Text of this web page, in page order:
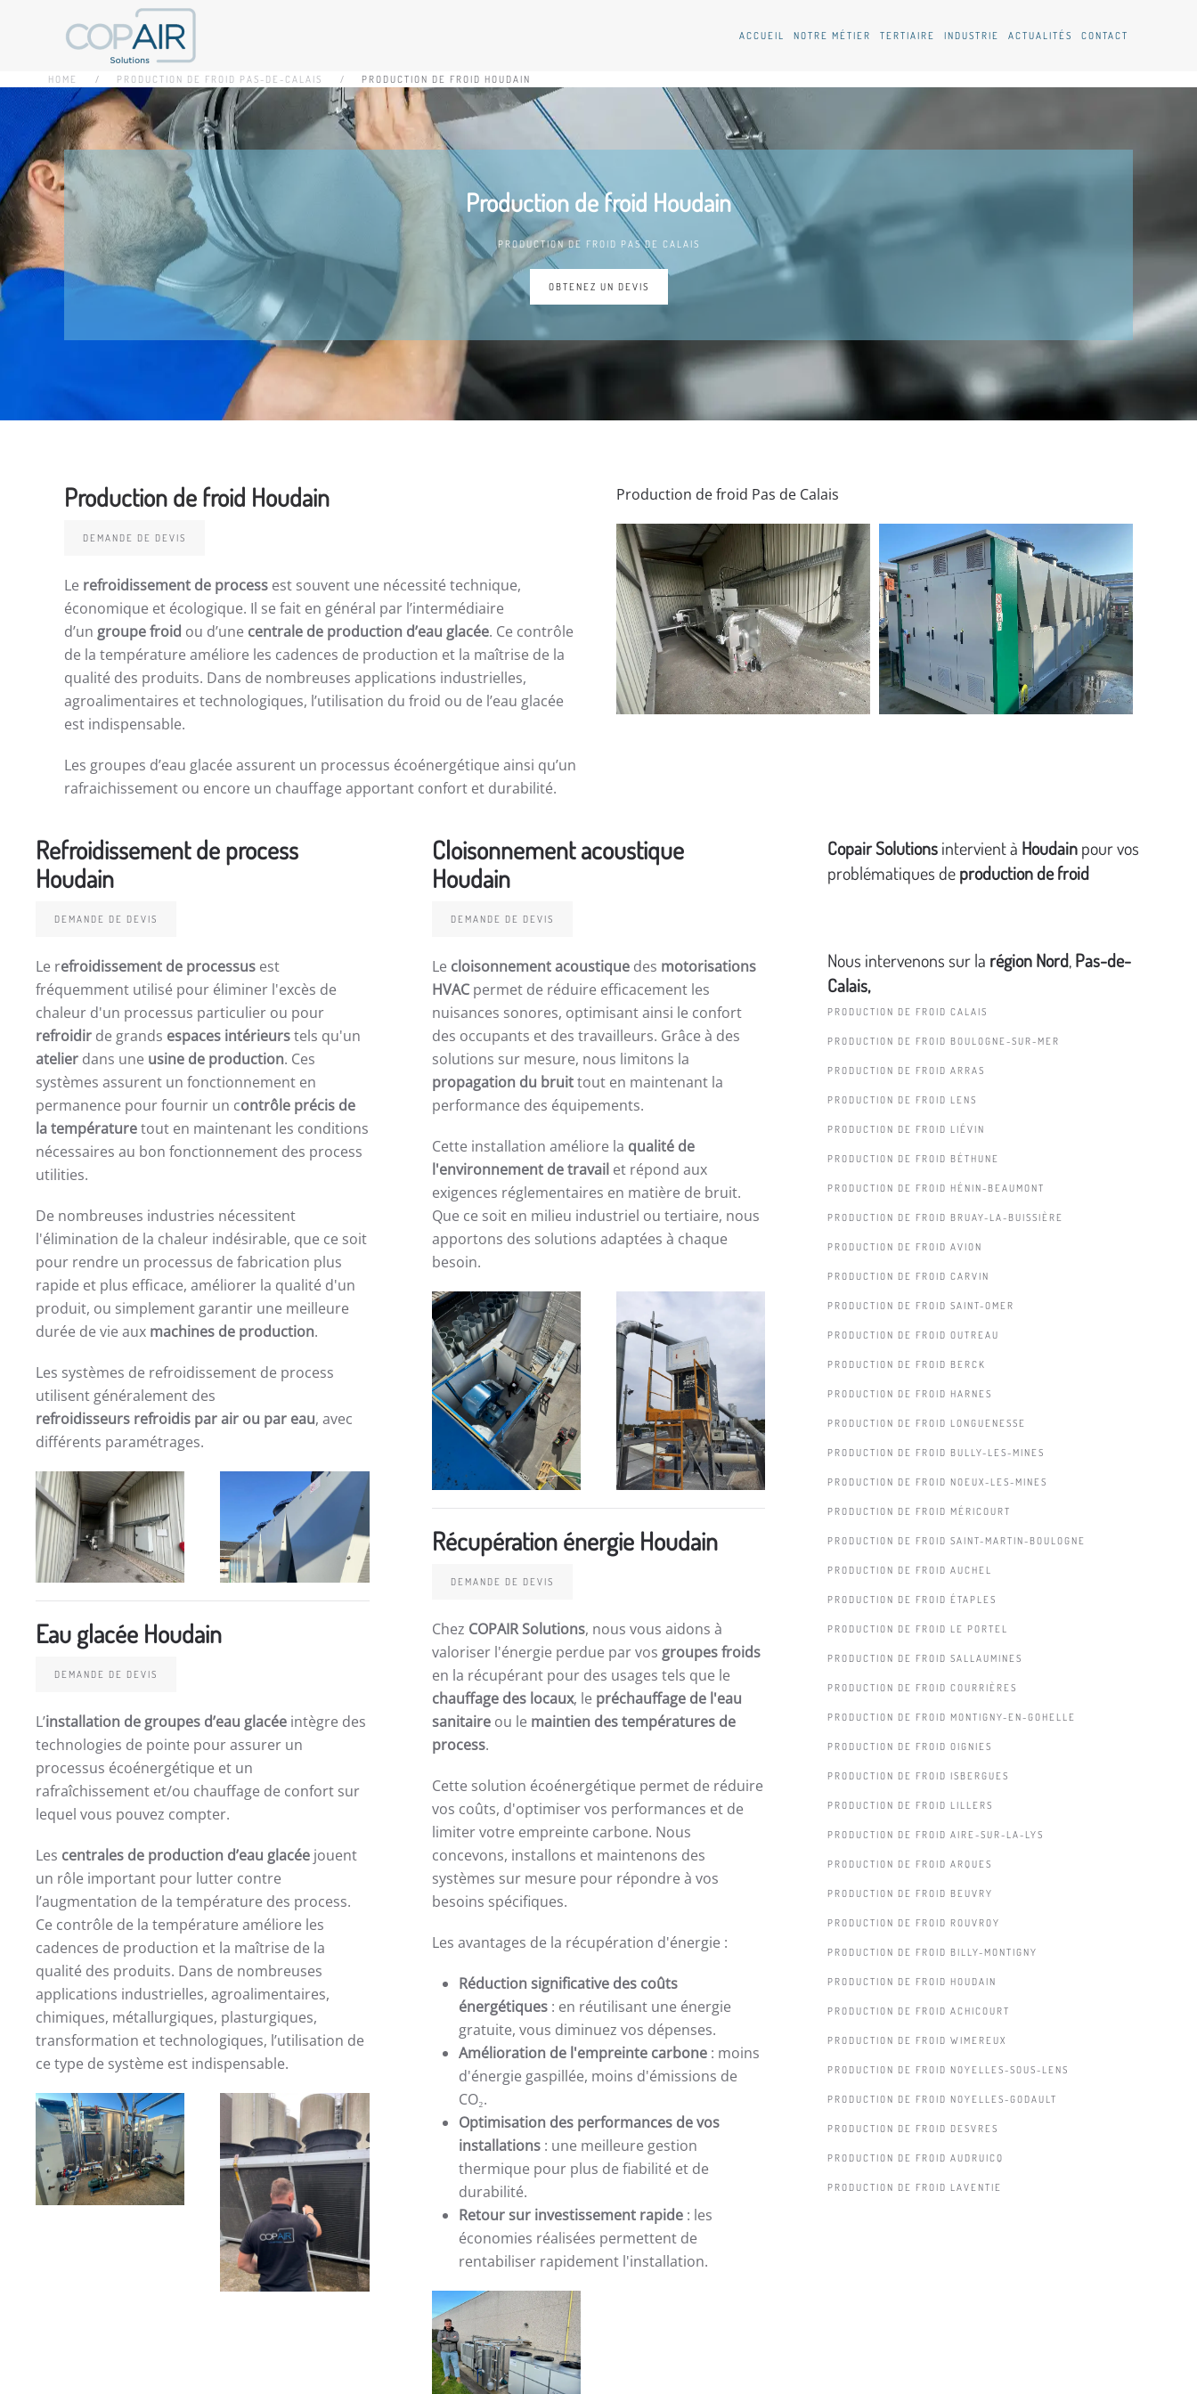
Accéder au contenu principal ACCUEIL NOTRE MÉTIER TERTIAIRE INDUSTRIE ACTUALITÉS CONTACT
HOME PRODUCTION DE FROID PAS-DE-CALAIS PRODUCTION DE FROID HOUDAIN
Production de froid Houdain
PRODUCTION DE FROID PAS DE CALAIS
OBTENEZ UN DEVIS
Production de froid Houdain
DEMANDE DE DEVIS
Le refroidissement de process est souvent une nécessité technique,
économique et écologique. Il se fait en général par l’intermédiaire
d’un groupe froid ou d’une centrale de production d’eau glacée. Ce contrôle
de la température améliore les cadences de production et la maîtrise de la
qualité des produits. Dans de nombreuses applications industrielles,
agroalimentaires et technologiques, l’utilisation du froid ou de l’eau glacée
est indispensable.
Les groupes d’eau glacée assurent un processus écoénergétique ainsi qu’un
rafraichissement ou encore un chauffage apportant confort et durabilité.
Production de froid Pas de Calais
Refroidissement de process
Houdain
DEMANDE DE DEVIS
Le refroidissement de processus est
fréquemment utilisé pour éliminer l'excès de
chaleur d'un processus particulier ou pour
refroidir de grands espaces intérieurstels qu'un
atelier dans une usine de production. Ces
systèmes assurent un fonctionnement en
permanence pour fournir un contrôle précis de
la températuretout en maintenant les conditions
nécessaires au bon fonctionnement des process
utilities.
De nombreuses industries nécessitent
l'élimination de la chaleur indésirable, que ce soit
pour rendre un processus de fabrication plus
rapide et plus efficace, améliorer la qualité d'un
produit, ou simplement garantir une meilleure
durée de vie aux machines de production.
Les systèmes de refroidissement de process
utilisent généralement des
refroidisseurs refroidis par air ou par eau, avec
différents paramétrages.
Eau glacée Houdain
DEMANDE DE DEVIS
L’installation de groupes d’eau glacée intègre des
technologies de pointe pour assurer un
processus écoénergétique et un
rafraîchissement et/ou chauffage de confort sur
lequel vous pouvez compter.
Les centrales de production d’eau glacée jouent
un rôle important pour lutter contre
l’augmentation de la température des process.
Ce contrôle de la température améliore les
cadences de production et la maîtrise de la
qualité des produits. Dans de nombreuses
applications industrielles, agroalimentaires,
chimiques, métallurgiques, plasturgiques,
transformation et technologiques, l’utilisation de
ce type de système est indispensable.
Cloisonnement acoustique
Houdain
DEMANDE DE DEVIS
Le cloisonnement acoustiquedes motorisations
HVACpermet de réduire efficacement les
nuisances sonores, optimisant ainsi le confort
des occupants et des travailleurs. Grâce à des
solutions sur mesure, nous limitons la
propagation du bruittout en maintenant la
performance des équipements.
Cette installation améliore la qualité de
l'environnement de travail et répond aux
exigences réglementaires en matière de bruit.
Que ce soit en milieu industriel ou tertiaire, nous
apportons des solutions adaptées à chaque
besoin.
Récupération énergie Houdain
DEMANDE DE DEVIS
Chez COPAIR Solutions, nous vous aidons à
valoriser l'énergie perdue par vos groupes froids
en la récupérant pour des usages tels que le
chauffage des locaux, le préchauffage de l'eau
sanitaireou le maintien des températures de
process.
Cette solution écoénergétique permet de réduire
vos coûts, d'optimiser vos performances et de
limiter votre empreinte carbone. Nous
concevons, installons et maintenons des
systèmes sur mesure pour répondre à vos
besoins spécifiques.
Les avantages de la récupération d'énergie :
Réduction significative des coûts
énergétiques: en réutilisant une énergie
gratuite, vous diminuez vos dépenses.
Amélioration de l'empreinte carbone: moins
d'énergie gaspillée, moins d'émissions de
CO₂.
Optimisation des performances de vos
installations: une meilleure gestion
thermique pour plus de fiabilité et de
durabilité.
Retour sur investissement rapide: les
économies réalisées permettent de
rentabiliser rapidement l'installation.
Copair Solutionsintervient à Houdainpour vos
problématiques deproduction de froid
Nous intervenons sur la région Nord,Pas-de-
Calais,
PRODUCTION DE FROID CALAIS
PRODUCTION DE FROID BOULOGNE-SUR-MER
PRODUCTION DE FROID ARRAS
PRODUCTION DE FROID LENS
PRODUCTION DE FROID LIÉVIN
PRODUCTION DE FROID BÉTHUNE
PRODUCTION DE FROID HÉNIN-BEAUMONT
PRODUCTION DE FROID BRUAY-LA-BUISSIÈRE
PRODUCTION DE FROID AVION
PRODUCTION DE FROID CARVIN
PRODUCTION DE FROID SAINT-OMER
PRODUCTION DE FROID OUTREAU
PRODUCTION DE FROID BERCK
PRODUCTION DE FROID HARNES
PRODUCTION DE FROID LONGUENESSE
PRODUCTION DE FROID BULLY-LES-MINES
PRODUCTION DE FROID NOEUX-LES-MINES
PRODUCTION DE FROID MÉRICOURT
PRODUCTION DE FROID SAINT-MARTIN-BOULOGNE
PRODUCTION DE FROID AUCHEL
PRODUCTION DE FROID ÉTAPLES
PRODUCTION DE FROID LE PORTEL
PRODUCTION DE FROID SALLAUMINES
PRODUCTION DE FROID COURRIÈRES
PRODUCTION DE FROID MONTIGNY-EN-GOHELLE
PRODUCTION DE FROID OIGNIES
PRODUCTION DE FROID ISBERGUES
PRODUCTION DE FROID LILLERS
PRODUCTION DE FROID AIRE-SUR-LA-LYS
PRODUCTION DE FROID ARQUES
PRODUCTION DE FROID BEUVRY
PRODUCTION DE FROID ROUVROY
PRODUCTION DE FROID BILLY-MONTIGNY
PRODUCTION DE FROID HOUDAIN
PRODUCTION DE FROID ACHICOURT
PRODUCTION DE FROID WIMEREUX
PRODUCTION DE FROID NOYELLES-SOUS-LENS
PRODUCTION DE FROID NOYELLES-GODAULT
PRODUCTION DE FROID DESVRES
PRODUCTION DE FROID AUDRUICQ
PRODUCTION DE FROID LAVENTIE